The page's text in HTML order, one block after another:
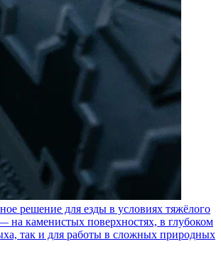
решение для езды в условиях тяжёлого
на каменистых поверхностях, в глубоком
так и для работы в сложных природных